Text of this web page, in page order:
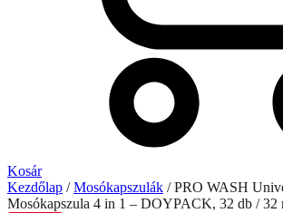
Kosár
Kezdőlap /Mosókapszulák / PRO WASH
Mosókapszula 4 in 1 – DOYPACK, 32 db / 32